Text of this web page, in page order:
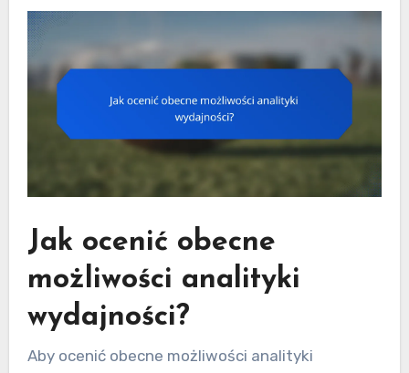
Jak ocenić obecne
możliwości analityki
wydajności?
Aby ocenić obecne możliwości analityki